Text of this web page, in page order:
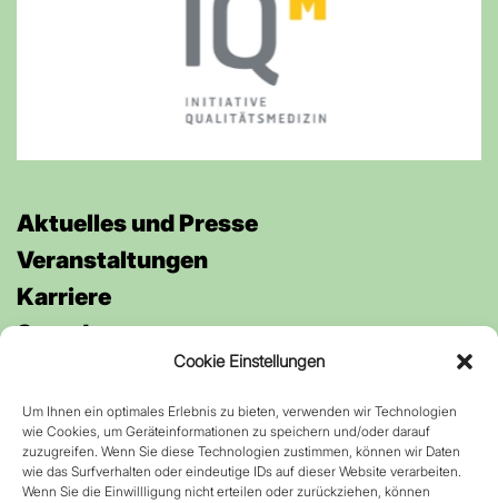
Cookie Einstellungen
Um Ihnen ein optimales Erlebnis zu bieten, verwenden wir Technologien
wie Cookies, um Geräteinformationen zu speichern und/oder darauf
zuzugreifen. Wenn Sie diese Technologien zustimmen, können wir Daten
wie das Surfverhalten oder eindeutige IDs auf dieser Website verarbeiten.
Wenn Sie die Einwillligung nicht erteilen oder zurückziehen, können
Aktuelles und Presse
Veran­staltungen
Karriere
Spenden
Anfahrt
Kontakt
Datenschutz